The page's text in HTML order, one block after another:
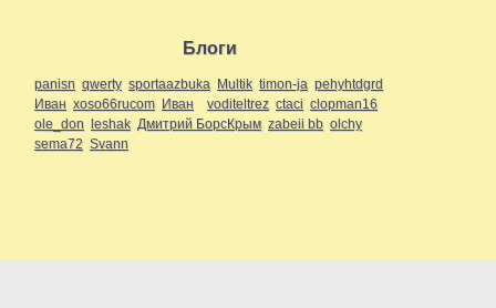
Блоги
panisn qwerty sportaazbuka Multik timon-ja pehyhtdgrd
Иван xoso66rucom Иван voditeltrez ctaci clopman16
ole_don leshak Дмитрий БорсКрым zabeii bb olchy
sema72 Svann